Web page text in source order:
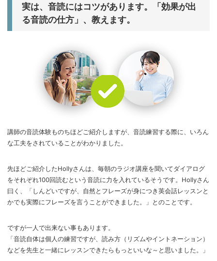
実は、音読にはコツがあります。「効果が出
る音読の仕方」、教えます。
講師の音読体験ものちほどご紹介しますが、音読練習する際に、いろん
な工夫をされていることがわかりました。
先ほどご紹介したHollyさんは、毎朝のラジオ講座を聞いてダイアログ
をそれぞれ100回読むという音読に力を入れているそうです。Hollyさん
曰く、「しんどいですが、自然とフレーズが身につき英会話レッスンと
かでも実際にフレーズを言うことができました。」とのことです。
ですが一人で出来ない事もあります。
「音読自体は個人の練習ですが、 読み方（リズムやイントネーション）
などを先生と一緒にレッスンできたらもっといいな～ と思いました。」